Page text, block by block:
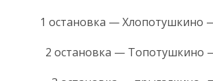
1 остановка — Хлопотушкино
2 остановка — Топотушкино